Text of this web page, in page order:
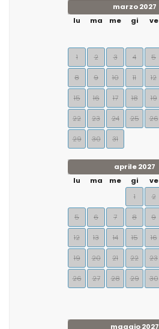
marzo 2027
lu
ma me gi ve
1 2 3 4 5
8 9 10 11 12
15 16 17 18 19
22 23 24 25 26
29 30 31
aprile 2027
lu
ma me gi ve
1
2
5 6 7 8 9
12 13 14 15 16
19 20 21 22 23
26 27 28 29 30
maggio 2027